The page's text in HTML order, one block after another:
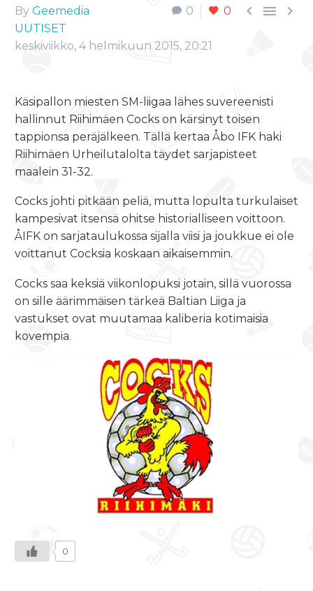
0 0   
By Geemedia
UUTISET
keskiviikko, 4 helmikuun 2015, 20:21
Käsipallon miesten SM-liigaa lähes suvereenisti
hallinnut Riihimäen Cocks on kärsinyt toisen
tappionsa peräjälkeen. Tällä kertaa Åbo IFK haki
Riihimäen Urheilutalolta täydet sarjapisteet
maalein 31-32.
Cocks johti pitkään peliä, mutta lopulta turkulaiset
kampesivat itsensä ohitse historialliseen voittoon.
ÅIFK on sarjataulukossa sijalla viisi ja joukkue ei ole
voittanut Cocksia koskaan aikaisemmin.
Cocks saa keksiä viikonlopuksi jotain, sillä vuorossa
on sille äärimmäisen tärkeä Baltian Liiga ja
vastukset ovat muutamaa kaliberia kotimaisia
kovempia.
0